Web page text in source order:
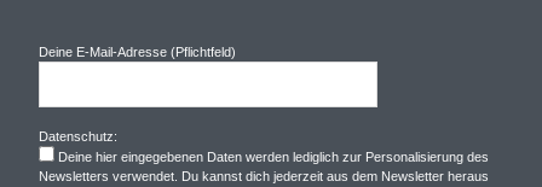
Deine E-Mail-Adresse (Pflichtfeld)
Datenschutz:
Deine hier eingegebenen Daten werden lediglich zur Personalisierung des
Newsletters verwendet. Du kannst dich jederzeit aus dem Newsletter heraus